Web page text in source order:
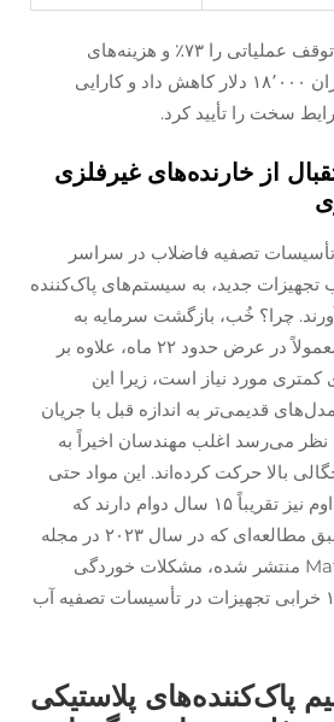
سیستم پلاستیکی زمان توقف عملیاتی را ۷۳٪ و هزینه‌های
تعمیرات سالانه را به میزان ۱۸٬۰۰۰ دلار کاهش داد و کارایی
سخت را تأیید کرد.
از خارنده‌های غیرفلزی
تصفیه فاضلاب در سراسر
تجهیزات جدید، به سیستم‌های پاک‌کننده
چرا؟ خُب، بازگشت سرمایه به
سرعت اتفاق می‌افتد، معمولاً در عرض حدود ۲۲ ماه، علاوه بر
انرژی کمتری مورد نیاز است، زیرا این
قدیمی‌تر به اندازه قبل با جریان
می‌رسد اغلب مهندسان اخیراً به
بالا حرکت کرده‌اند. این مواد حتی
در شرایط غوطه‌وری مداوم نیز تقریباً ۱۵ سال دوام دارند که
منطقی است، چرا که طبق مطالعه‌ای که در سال ۲۰۲۳ در مجله
Materials Performance منتشر شده، مشکلات خوردگی
تقریباً در ۴ مورد از هر ۱۰ خرابی تجهیزات در تأسیسات تصفیه آب
پاک‌کننده‌های پلاستیکی